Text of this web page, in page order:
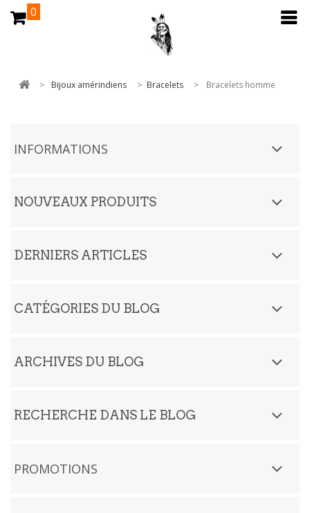
0
> Bijoux amérindiens > Bracelets > Bracelets homme
INFORMATIONS
NOUVEAUX PRODUITS
DERNIERS ARTICLES
CATÉGORIES DU BLOG
ARCHIVES DU BLOG
RECHERCHE DANS LE BLOG
PROMOTIONS